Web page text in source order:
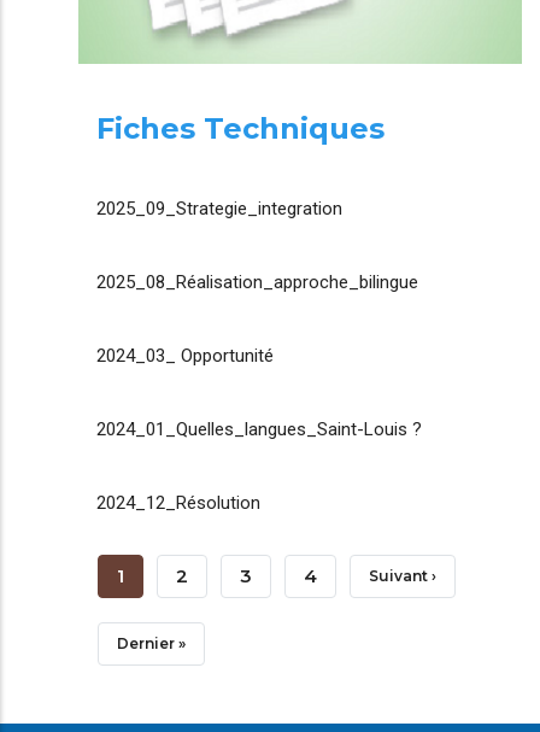
Fiches Techniques
2025_09_Strategie_integration
2025_08_Réalisation_approche_bilingue
2024_03_ Opportunité
2024_01_Quelles_langues_Saint-Louis ?
2024_12_Résolution
Pagination
Page
Courante
1 Page
2 Page
3 Page
4 Page
Suivant ›
Dernière
Dernier »